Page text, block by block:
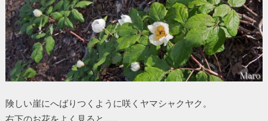
険しい崖にへばりつくように咲くヤマシャクヤク。
右下のお花をよく見ると……、